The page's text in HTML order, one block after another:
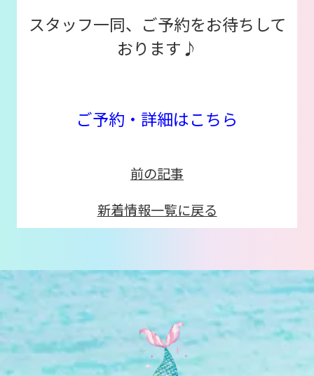
スタッフ一同、ご予約をお待ちして
おります♪
ご予約・詳細はこちら
前の記事
新着情報一覧に戻る